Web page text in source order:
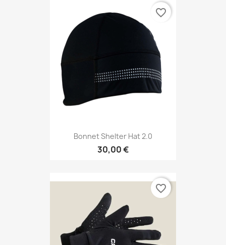
Bonnet Shelter Hat 2.0
30,00 €
favorite_border
favorite_border